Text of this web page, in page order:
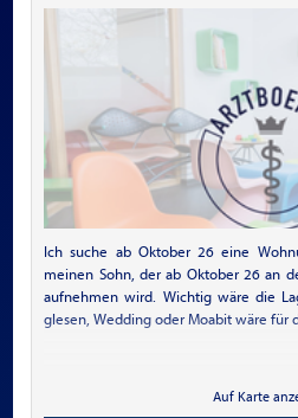
Ich suche ab Oktober 26 eine
meinen Sohn, der ab Oktober 26 an
aufnehmen wird. Wichtig wäre die
glesen, Wedding oder Moabit wäre für
Auf Karte